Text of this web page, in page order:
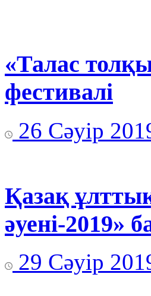
«Талас
фестивалі
26 Сәуір
Қазақ
әуені-2019»
29 Сәуір